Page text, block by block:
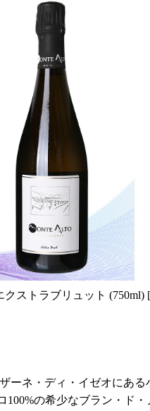
ストラブリュット (750ml)
ーネ・ディ・イゼオにある
100%の希少なブラン・ド